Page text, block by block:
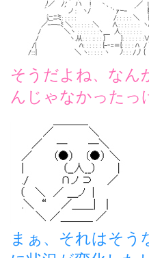
そうだよね、なん
んじゃなかったっ
まぁ、それはそう